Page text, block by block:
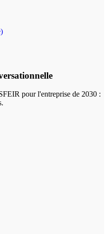
pour l'entreprise de 2030 :